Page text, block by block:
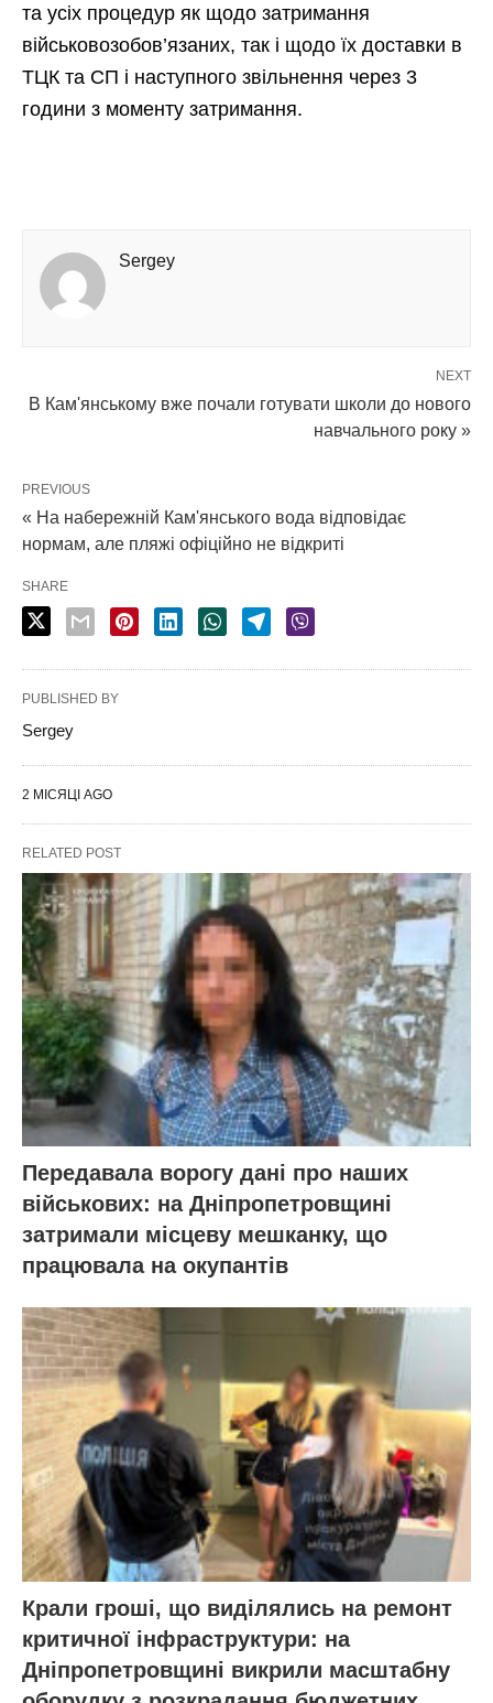
та усіх процедур як щодо затримання
військовозобов’язаних, так і щодо їх доставки в
ТЦК та СП і наступного звільнення через 3
години з моменту затримання.
Sergey
NEXT
В Кам'янському вже почали готувати школи до нового
навчального року »
PREVIOUS
« На набережній Кам'янського вода відповідає
нормам, але пляжі офіційно не відкриті
SHARE
PUBLISHED BY
Sergey
2 МІСЯЦІ AGO
RELATED POST
Передавала ворогу дані про наших
військових: на Дніпропетровщині
затримали місцеву мешканку, що
працювала на окупантів
Крали гроші, що виділялись на ремонт
критичної інфраструктури: на
Дніпропетровщині викрили масштабну